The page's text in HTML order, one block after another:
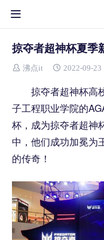
掠夺者超神杯夏季
沸点it 2022-09-23
掠夺者超神杯高
子工程职业学院的
杯，成为掠夺者超神
中，他们成功加冕为
的传奇！